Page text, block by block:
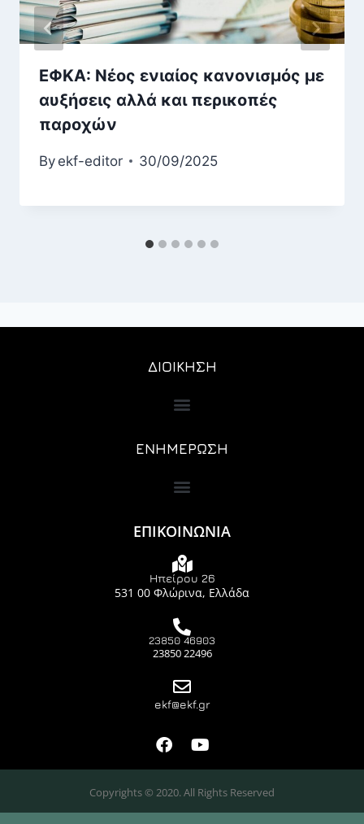
ΕΦΚΑ: Νέος ενιαίος κανονισμός με
αυξήσεις αλλά και περικοπές
παροχών
By ekf-editor 30/09/2025
ΔΙΟΙΚΗΣΗ
ΕΝΗΜΕΡΩΣΗ
ΕΠΙΚΟΙΝΩΝΙΑ
Ηπείρου 26
531 00 Φλώρινα, Ελλάδα
23850 46903
23850 22496
ekf@ekf.gr
Copyrights © 2020. All Rights Reserved